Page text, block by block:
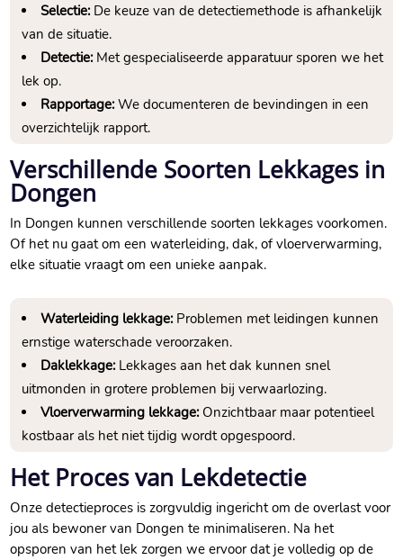
Selectie:De keuze van de detectiemethode is afhankelijk
van de situatie.
Detectie:Met gespecialiseerde apparatuur sporen we het
lek op.
Rapportage:We documenteren de bevindingen in een
overzichtelijk rapport.
Verschillende Soorten Lekkages in
Dongen
In Dongen kunnen verschillende soorten lekkages voorkomen.
Of het nu gaat om een waterleiding, dak, of vloerverwarming,
elke situatie vraagt om een unieke aanpak.
Waterleiding lekkage:Problemen met leidingen kunnen
ernstige waterschade veroorzaken.
Daklekkage:Lekkages aan het dak kunnen snel
uitmonden in grotere problemen bij verwaarlozing.
Vloerverwarming lekkage:Onzichtbaar maar potentieel
kostbaar als het niet tijdig wordt opgespoord.
Het Proces van Lekdetectie
Onze detectieproces is zorgvuldig ingericht om de overlast voor
jou als bewoner van Dongen te minimaliseren. Na het
opsporen van het lek zorgen we ervoor dat je volledig op de